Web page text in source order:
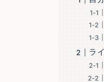
ラ